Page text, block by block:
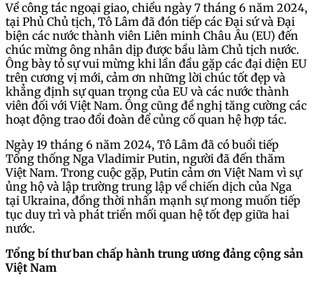
Về công tác ngoại giao, chiều ngày 7 tháng 6 năm 2024,
tại Phủ Chủ tịch, Tô Lâm đã đón tiếp các Đại sứ và Đại
biện các nước thành viên Liên minh Châu Âu (EU) đến
chúc mừng ông nhân dịp được bầu làm Chủ tịch nước.
Ông bày tỏ sự vui mừng khi lần đầu gặp các đại diện EU
trên cương vị mới, cảm ơn những lời chúc tốt đẹp và
khẳng định sự quan trọng của EU và các nước thành
viên đối với Việt Nam. Ông cũng đề nghị tăng cường các
hoạt động trao đổi đoàn để củng cố quan hệ hợp tác.
Ngày 19 tháng 6 năm 2024, Tô Lâm đã có buổi tiếp
Tổng thống Nga Vladimir Putin, người đã đến thăm
Việt Nam. Trong cuộc gặp, Putin cảm ơn Việt Nam vì sự
ủng hộ và lập trường trung lập về chiến dịch của Nga
tại Ukraina, đồng thời nhấn mạnh sự mong muốn tiếp
tục duy trì và phát triển mối quan hệ tốt đẹp giữa hai
nước.
Tổng bí thư ban chấp hành trung ương đảng cộng sản
Việt Nam